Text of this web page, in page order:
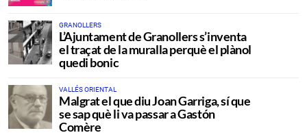
GRANOLLERS
L’Ajuntament de Granollers s’inventa
el traçat de la muralla perquè el plànol
quedi bonic
VALLÉS ORIENTAL
Malgrat el que diu Joan Garriga, sí que
se sap què li va passar a Gastón
Comère